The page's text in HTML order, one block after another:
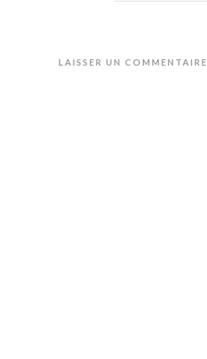
LAISSER UN COMMENTAIRE